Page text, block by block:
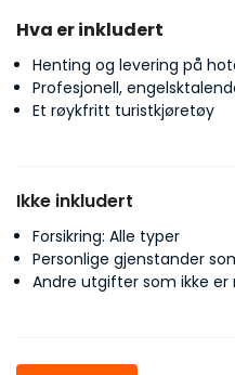
Hva er inkludert
Henting og levering på
Profesjonell,
Et røykfritt turistkjøretøy
Ikke inkludert
Forsikring: Alle typer
Personlige gjenstander
Andre utgifter som ikke er